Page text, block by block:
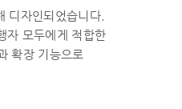
디자인되었습니다.
자 모두에게 적합한
확장 기능으로